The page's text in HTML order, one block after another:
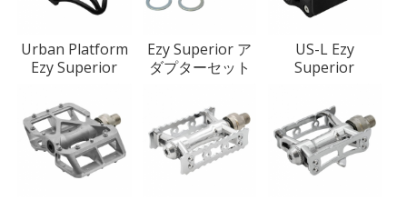
Urban Platform
Ezy Superior
Ezy Superior ア
ダプターセット
US-L Ezy
Superior